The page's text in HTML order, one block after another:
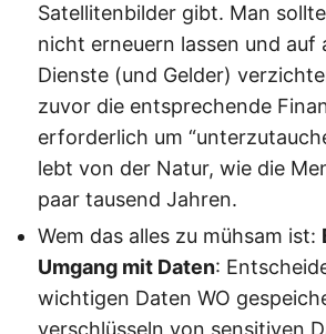
Satellitenbilder gibt. Man
nicht erneuern lassen und auf
Dienste (und Gelder)
zuvor die entsprechende
erforderlich um
lebt von der Natur, wie die
paar tausend Jahren.
Wem das alles zu mühsam ist:
Umgang mit Daten:
wichtigen Daten WO